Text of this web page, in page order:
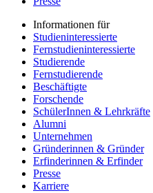
Informationen für
Studieninteressierte
Fernstudieninteressierte
Studierende
Fernstudierende
Beschäftigte
Forschende
SchülerInnen & Lehrkräfte
Alumni
Unternehmen
Gründerinnen & Gründer
Erfinderinnen & Erfinder
Presse
Karriere